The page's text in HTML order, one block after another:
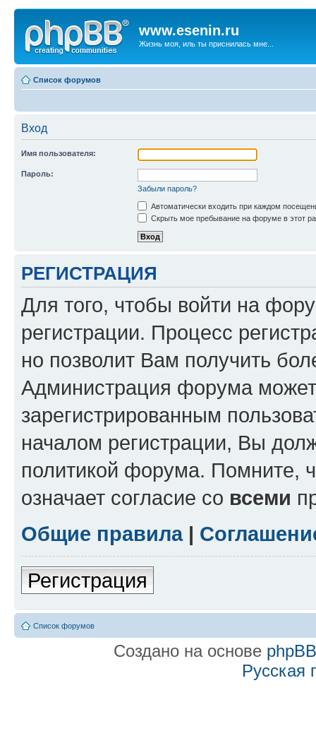
www.esenin.ru
Жизнь моя, иль ты приснилась мне...
Список форумов
Вход
Имя пользователя:
Пароль:
Забыли пароль?
Автоматически входить при каждом
Скрыть мое пребывание на форуме в этот
РЕГИСТРАЦИЯ
Для того, чтобы войти на
регистрации. Процесс
но позволит Вам получить
Администрация форума может
зарегистрированным
началом регистрации, Вы
политикой форума. Помните,
означает согласие со всеми
Общие правила|
Регистрация
Список форумов
Создано на основе phpBB
Русская